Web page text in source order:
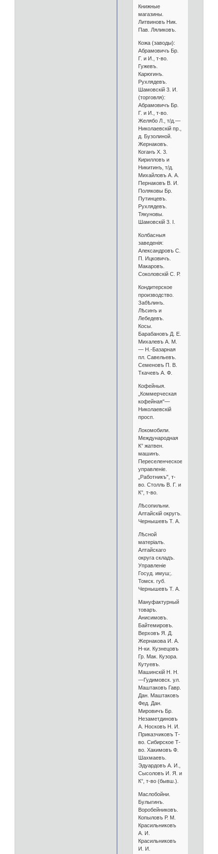
Книжные
магазины.
Литвиновъ Ник.
Пав. Ляликовъ.
Кожа (заводы):
Абрамовичъ Бр.
Г. и И., т-во.
Гужевъ.
Карюгинъ.
Рухлядевъ.
Шамовскій 3. И.
(торговля):
Абрамовичъ Бр.
Г. и И., т-во.
Желябо Л., т/д.—
Николаевскій пр.,
д. Бузолиной.
Жернаковъ.
Коганъ X. 3.
Кирилловъ и
Никитинъ, т/д.
Михайловъ А. А.
Пернаковъ В. И.
Поляковы Бр.
Путинцевъ.
Рухлядевъ.
Тякуновы.
Шамовскій 3. I.
Колбасныя
заведенія:
Александровъ С.
П. Ицковичъ.
Макаровъ.
Соколовскій С. Р.
Кондитерское
производство.
Забѣлинъ.
Лѣсинъ и
Лебедевъ.
Косы.
Барабановъ Д. Е.
Михалевъ А. М.
— Н.-Базарная
пл. Савельевъ.
Семеновъ П. В.
Ткачевъ А. Ф.
Кофейныя.
„Коммерческая
кофейная"—
Николаевскій
просп.
Локомобили.
Международная
К° жатвен.
машинъ.
Переселенческое
управленіе.
„Работникъ", т-
во. Столль В. Г. и
К°, т-во.
Лѣсопильни.
Алтайскій округъ.
Чернышевъ Т. А.
Лѣсной
матеріалъ.
Алтайскаго
округа складъ.
Управленіе
Госуд. имуш;.
Томск. губ.
Чернышевъ Т. А.
Мануфактурный
товаръ.
Анисимовъ.
Байтемировъ.
Верховъ Я. Д.
Жернакова И. А.
Н-ки. Кузнецовъ
Гр. Мак. Кузора.
Кутуевъ.
Машинскій Н. Н.
—Гудимовск. ул.
Маштаковъ Гавр.
Дан. Маштаковъ
Фед. Дан.
Мировичъ Бр.
Незаметдиновъ
А. Носковъ Н. И.
Приказчиковъ Т-
во. Сибирское Т-
во. Хакимовъ Ф.
Шахмаевъ.
Эдуардовъ А. И.,
Сысоловъ И. Я. и
К°, т-во (бывш.).
Маслобойни.
Булыгинъ.
Воробейниковъ.
Копыловъ Р. М.
Красильниковъ
А. И.
Красильниковъ
И. И.